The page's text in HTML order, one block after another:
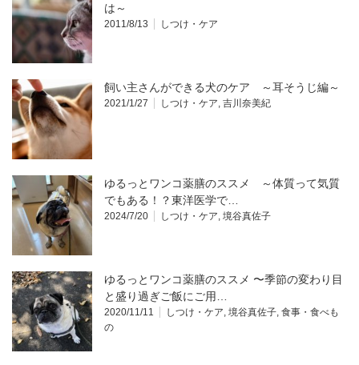
は～
2011/8/13 しつけ・ケア
飼い主さんができる犬のケア ～耳そうじ編～
2021/1/27 しつけ・ケア 吉川奈美紀
ゆるっとワンコ薬膳のススメ ～体質って気質
でもある！？東洋医学で…
2024/7/20 しつけ・ケア 境谷真佐子
ゆるっとワンコ薬膳のススメ 〜季節の変わり目
と盛り過ぎご飯にご用…
2020/11/11 しつけ・ケア 境谷真佐子 食事・食べも
の